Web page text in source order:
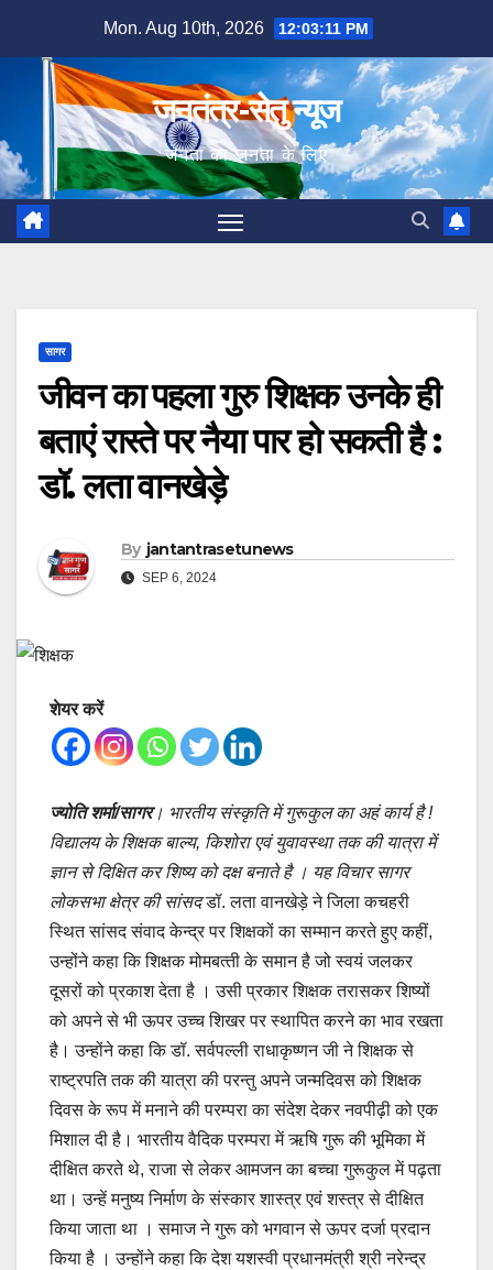
content
Mon. Aug 10th, 2026 12:03:12 PM
जनतंत्र-सेतु न्यूज
जनता का जनता के लिए
सागर
जीवन का पहला गुरु शिक्षक उनके ही
बताएं रास्ते पर नैया पार हो सकती है :
डॉ. लता वानखेड़े
By jantantrasetunews
SEP 6, 2024
शेयर करें
ज्योति शर्मा/सागर। भारतीय संस्‍कृति में गुरूकुल का अहं कार्य है !
विद्यालय के शिक्षक बाल्‍य, किशोरा एवं युवावस्‍था तक की यात्रा में
ज्ञान से दिक्षित कर शिष्‍य को दक्ष बनाते है । यह विचार सागर
लोकसभा क्षेत्र की सांसदडॉ. लता वानखेड़े ने जिला कचहरी
स्थित सांसद संवाद केन्‍द्र पर शिक्षकों का सम्‍मान करते हुए कहीं,
उन्‍होंने कहा क‍ि शिक्षक मोमबत्‍ती के समान है जो स्‍वयं जलकर
दूसरों को प्रकाश देता है । उसी प्रकार शिक्षक तरासकर शिष्‍यों
को अपने से भी ऊपर उच्‍च शिखर पर स्‍थापित करने का भाव रखता
है। उन्‍होंने कहा कि डॉ. सर्वपल्‍ली राधाकृष्‍णन जी ने शिक्षक से
राष्‍ट्रपति तक की यात्रा की परन्‍तु अपने जन्‍मदिवस को शिक्षक
दिवस के रूप में मनाने की परम्‍परा का संदेश देकर नवपीढ़ी को एक
मिशाल दी है। भारतीय वैदिक परम्‍परा में ऋषि गुरू की भूमिका में
दीक्षित करते थे, राजा से लेकर आमजन का बच्‍चा गुरूकुल में पढ़ता
था। उन्‍हें मनुष्‍य निर्माण के संस्‍कार शास्‍त्र एवं शस्‍त्र से दीक्षित
किया जाता था । समाज ने गुरू को भगवान से ऊपर दर्जा प्रदान
किया है । उन्‍होंने कहा कि देश यशस्‍वी प्रधानमंत्री श्री नरेन्‍द्र